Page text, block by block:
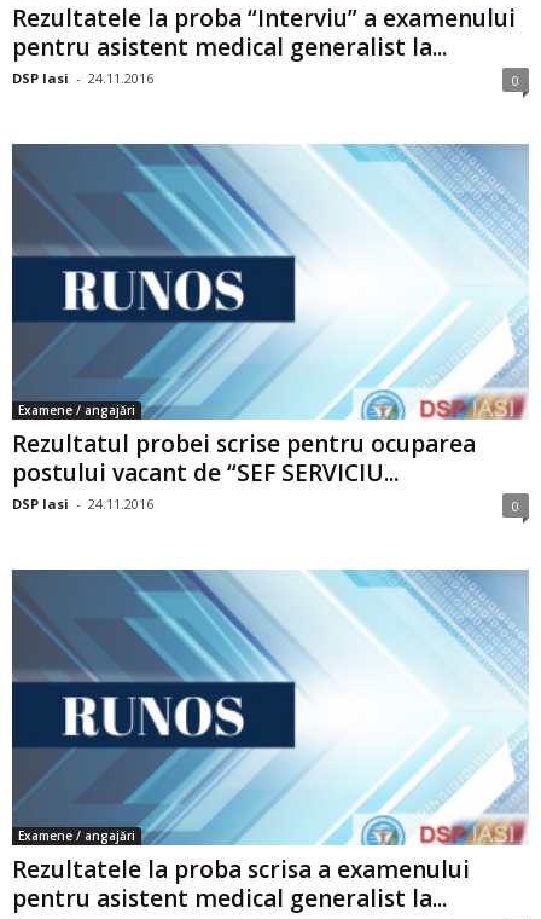
Rezultatele la proba “Interviu” a examenului
pentru asistent medical generalist la...
DSP Iasi - 24.11.2016 0
Examene / angajări
Rezultatul probei scrise pentru ocuparea
postului vacant de “SEF SERVICIU...
DSP Iasi - 24.11.2016 0
Examene / angajări
Rezultatele la proba scrisa a examenului
pentru asistent medical generalist la...